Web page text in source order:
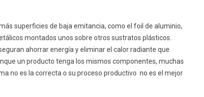
superficies de baja emitancia, como el foil de aluminio,
montados unos sobre otros sustratos plásticos.
ahorrar energía y eliminar el calor radiante que
un producto tenga los mismos componentes, muchas
no es la correcta o su proceso productivo no es el mejor